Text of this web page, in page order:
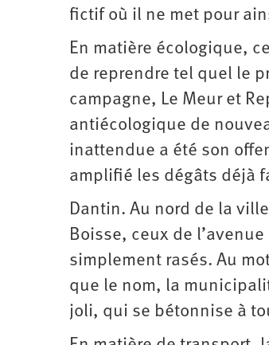
fictif où il ne met pour
En matière écologique,
de reprendre tel quel le
campagne, Le Meur et
antiécologique de
inattendue a été son
amplifié les dégâts déjà
Dantin. Au nord de la
Boisse, ceux de
simplement rasés. Au
que le nom, la
joli, qui se bétonnise à